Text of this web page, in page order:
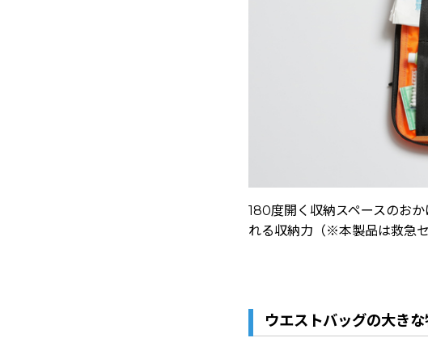
180度開く収納スペースのお
れる収納力（※本製品は救急
ウエストバッグの大き